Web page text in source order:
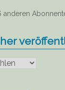
anderen